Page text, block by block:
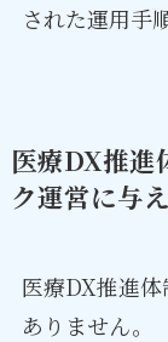
された運用手
医療DX推進
ク運営に与
医療DX推進
ありません。